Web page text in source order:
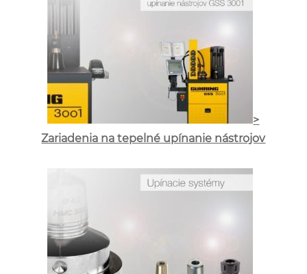
>
Zariadenia na tepelné upínanie nástrojov​